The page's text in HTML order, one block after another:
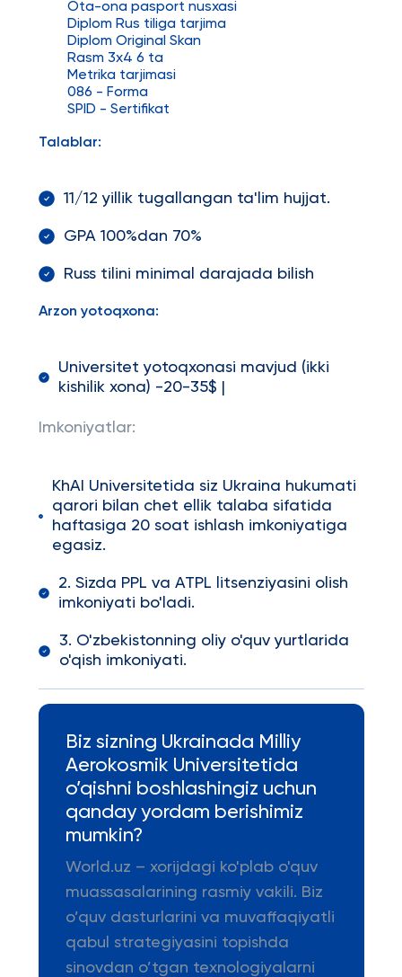
Ota-ona pasport nusxasi
Diplom Rus tiliga tarjima
Diplom Original Skan
Rasm 3x4 6 ta
Metrika tarjimasi
086 - Forma
SPID - Sertifikat
Talablar:
11/12 yillik tugallangan ta'lim hujjat.
GPA 100%dan 70%
Russ tilini minimal darajada bilish
Arzon yotoqxona:
Universitet yotoqxonasi mavjud (ikki
kishilik xona) -20-35$ |
Imkoniyatlar:
KhAI Universitetida siz Ukraina hukumati
qarori bilan chet ellik talaba sifatida
haftasiga 20 soat ishlash imkoniyatiga
egasiz.
2. Sizda PPL va ATPL litsenziyasini olish
imkoniyati bo'ladi.
3. O'zbekistonning oliy o'quv yurtlarida
o'qish imkoniyati.
Biz sizning Ukrainada Milliy
Aerokosmik Universitetida
o’qishni boshlashingiz uchun
qanday yordam berishimiz
mumkin?
World.uz – xorijdagi ko'plab o'quv
muassasalarining rasmiy vakili. Biz
o’quv dasturlarini va muvaffaqiyatli
qabul strategiyasini topishda
sinovdan o’tgan texnologiyalarni